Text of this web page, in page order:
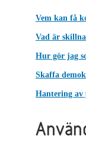
Vem kan få
Vad är
Hur gör jag
Skaffa
Hantering av